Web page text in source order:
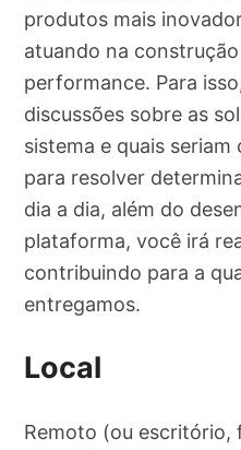
produtos mais
atuando na
performance. Para
discussões sobre as
sistema e quais
para resolver
dia a dia, além do
plataforma, você irá
contribuindo para a
entregamos.
Local
Remoto (ou escritório,